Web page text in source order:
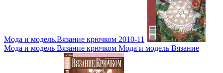
Мода и модель.Вязание крючком 2010-11
Мода и модель Вязание крючком Мода и модель Вязание